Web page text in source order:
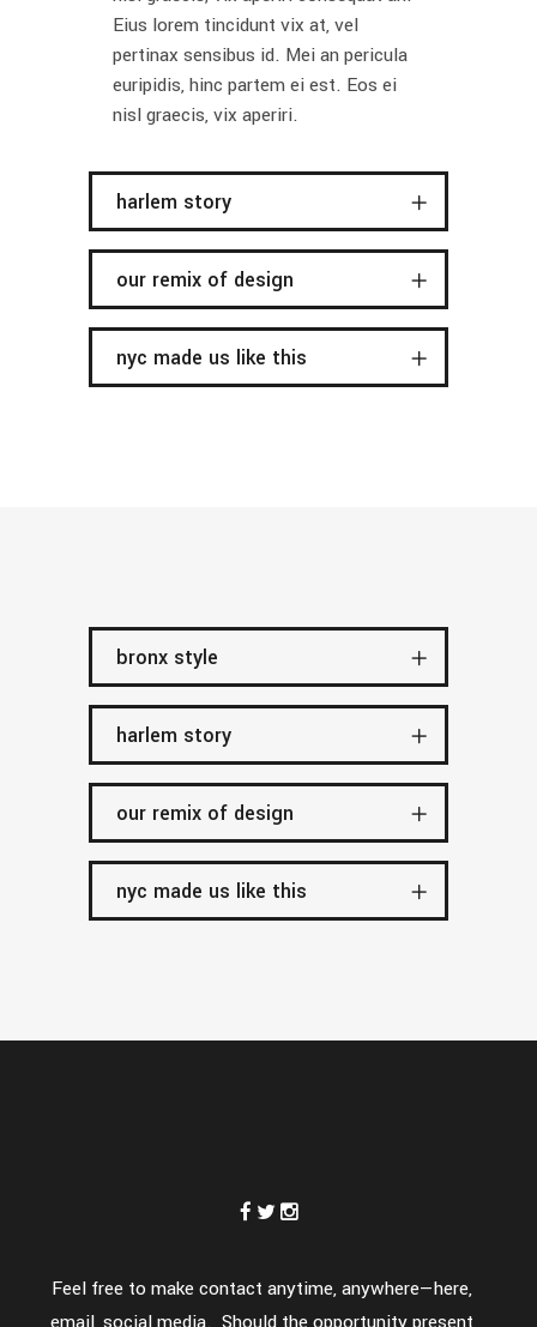
Eius lorem tincidunt vix at, vel
pertinax sensibus id. Mei an pericula
euripidis, hinc partem ei est. Eos ei
nisl graecis, vix aperiri.
harlem story
our remix of design
nyc made us like this
bronx style
harlem story
our remix of design
nyc made us like this
Feel free to make contact anytime, anywhere—here,